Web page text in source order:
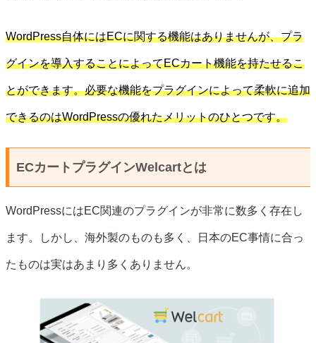
WordPress自体にはECに関する機能はありませんが、プラ
グインを導入することによってECカート機能を持たせるこ
とができます。必要な機能をプラグインによって柔軟に追加
できるのはWordPressの優れたメリットのひとつです。
ECカートプラグインWelcartとは
WordPressにはEC関連のプラグインが非常に数多く存在し
ます。しかし、海外製のものも多く、日本のEC事情に合っ
たものは実はあまり多くありません。